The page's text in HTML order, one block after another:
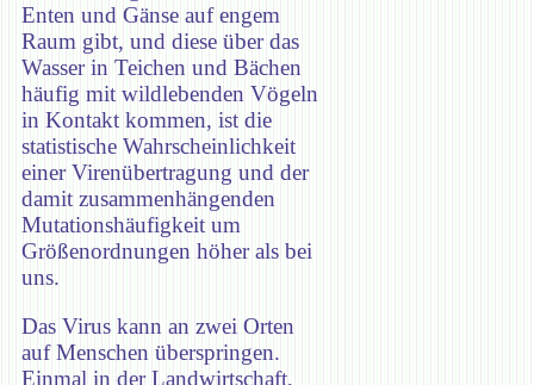
Enten und Gänse auf engem
Raum gibt, und diese über das
Wasser in Teichen und Bächen
häufig mit wildlebenden Vögeln
in Kontakt kommen, ist die
statistische Wahrscheinlichkeit
einer Virenübertragung und der
damit zusammenhängenden
Mutationshäufigkeit um
Größenordnungen höher als bei
uns.
Das Virus kann an zwei Orten
auf Menschen überspringen.
Einmal in der Landwirtschaft,